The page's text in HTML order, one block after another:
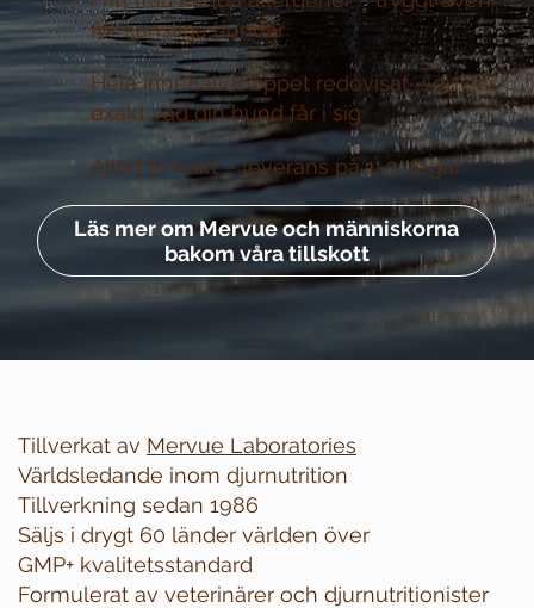
Läs mer om Mervue och människorna
bakom våra tillskott
för känsliga hundar
Hela innehållet öppet redovisat –du ser
exakt vad din hund får i sig
Alltid fri frakt –leverans på 1–3 dagar
Tillverkat av Mervue Laboratories
Världsledande inom djurnutrition
Tillverkning sedan 1986
Säljs i drygt 60 länder världen över
GMP+ kvalitetsstandard
Formulerat av veterinärer och djurnutritionister